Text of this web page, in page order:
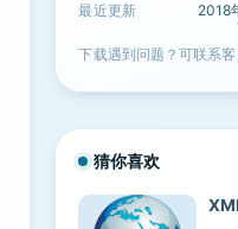
最近更新 2018
下载遇到问题？可联系
猜你喜欢